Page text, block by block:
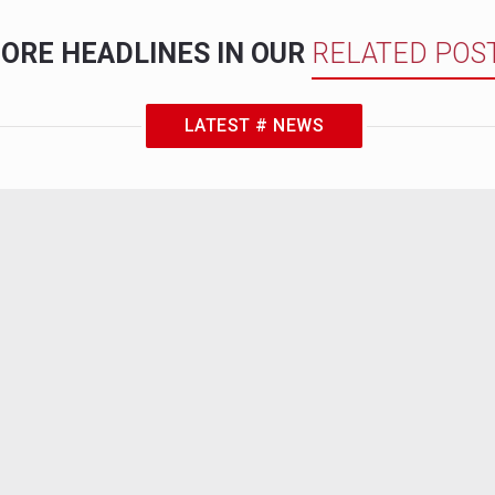
HEADLINES IN OUR RELATED
LATEST # NEWS